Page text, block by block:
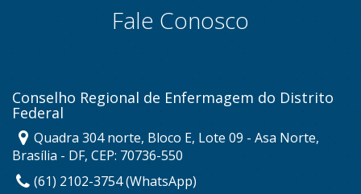
Fale Conosco
Conselho Regional de Enfermagem do Distrito
Federal
Quadra 304 norte, Bloco E, Lote 09 - Asa Norte,
Brasília - DF, CEP: 70736-550
(61) 2102-3754 (WhatsApp)